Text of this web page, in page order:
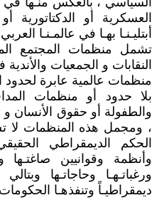
العسكرية أو الدكتاتورية
أبتليـنـا بهـا في عالمـنـا
تشمل منظمات المجتمع
النقابات و الجمعيات
منظمات عالمية عابرة لحدود
بلا حدود أو منظمات
والطفولة أو حقوق الأنسان
، ومجمل هذه المنظمات لا
الحكم الديمقراطي
وأنظمة وقوانيين صاغتـها
ورغباتـهـا وحاجاتـها
ديمقراطيـاً وتنفذهـا